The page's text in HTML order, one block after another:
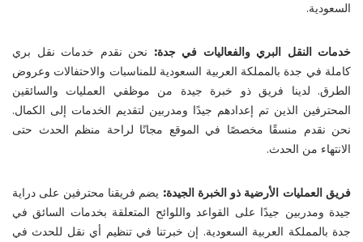
السعودية.
خدمات النقل البري والفعاليات في جدة: نحن نقدم خدمات نقل بري
كاملة في جدة بالمملكة العربية السعودية للمناسبات والاحتفالات وعروض
الطرق. لدينا فريق ذو خبرة جيدة من موظفي العمليات والسائقين
المحترفين الذين تم إعدادهم جيدًا ومدربين لتقديم الخدمات إلى الكمال.
نحن نقدم منسقًا مخصصًا في الموقع مجانًا لراحة منظم الحدث حتى
الانتهاء من الحدث.
فريق العمليات الأرضية ذو الخبرة الجيدة: يضم فريقنا محترفين على دراية
جيدة ومدربين جيدًا على القواعد واللوائح المتعلقة بخدمات السائق في
جدة بالمملكة العربية السعودية. إن خبرتنا في تنظيم أي نقل للحدث في